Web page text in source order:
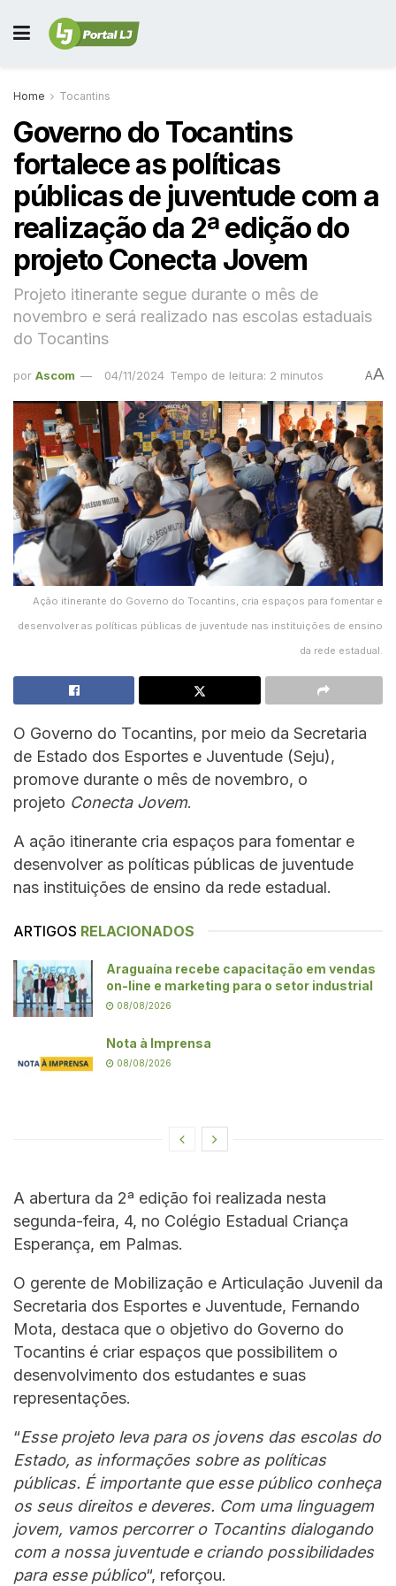
Home Tocantins
Governo do Tocantins
fortalece as políticas
públicas de juventude com a
realização da 2ª edição do
projeto Conecta Jovem
Projeto itinerante segue durante o mês de
novembro e será realizado nas escolas estaduais
do Tocantins
por Ascom 04/11/2024 Tempo de leitura: 2 minutos AA
Ação itinerante do Governo do Tocantins, cria espaços para fomentar e
desenvolver as políticas públicas de juventude nas instituições de ensino
da rede estadual.
O Governo do Tocantins, por meio da Secretaria
de Estado dos Esportes e Juventude (Seju),
promove durante o mês de novembro, o
projeto Conecta Jovem.
A ação itinerante cria espaços para fomentar e
desenvolver as políticas públicas de juventude
nas instituições de ensino da rede estadual.
ARTIGOS RELACIONADOS
Araguaína recebe capacitação em vendas
on-line e marketing para o setor industrial
08/08/2026
Nota à Imprensa
08/08/2026
A abertura da 2ª edição foi realizada nesta
segunda-feira, 4, no Colégio Estadual Criança
Esperança, em Palmas.
O gerente de Mobilização e Articulação Juvenil da
Secretaria dos Esportes e Juventude, Fernando
Mota, destaca que o objetivo do Governo do
Tocantins é criar espaços que possibilitem o
desenvolvimento dos estudantes e suas
representações.
“Esse projeto leva para os jovens das escolas do
Estado, as informações sobre as políticas
públicas. É importante que esse público conheça
os seus direitos e deveres. Com uma linguagem
jovem, vamos percorrer o Tocantins dialogando
com a nossa juventude e criando possibilidades
para esse público“, reforçou.